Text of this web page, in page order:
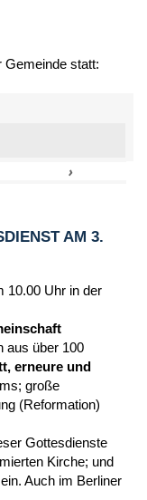
Gemeinde statt:
›
AM 3.
10.00 Uhr in der
aus über 100
erneure und
große
(Reformation)
Gottesdienste
Kirche; und
Auch im Berliner